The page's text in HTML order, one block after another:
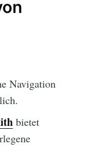
Navigation
bietet